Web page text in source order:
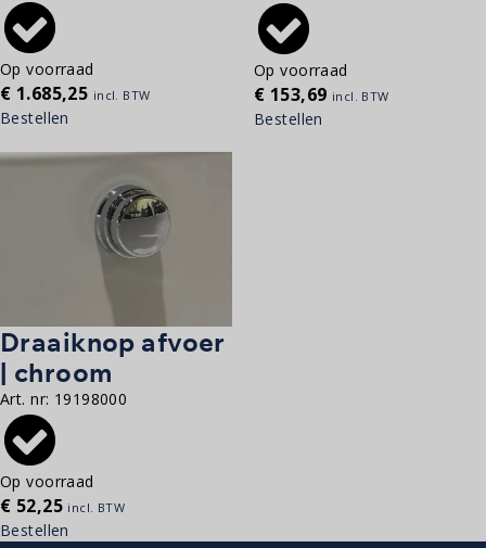
Op voorraad
€ 1.685,25 incl. BTW
Bestellen
Op voorraad
€ 153,69 incl. BTW
Bestellen
Draaiknop afvoer
| chroom
Art. nr: 19198000
Op voorraad
€ 52,25 incl. BTW
Bestellen